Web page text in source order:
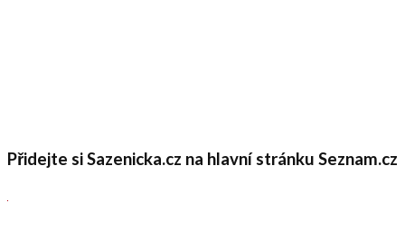
Přidejte si Sazenicka.cz na hlavní stránku Seznam.cz